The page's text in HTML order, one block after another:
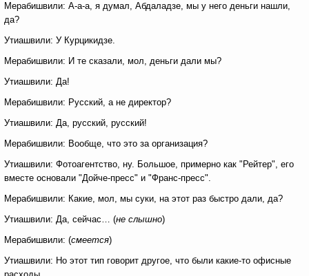
Мерабишвили: А-а-а, я думал, Абдаладзе, мы у него деньги нашли,
да?
Утиашвили: У Курцикидзе.
Мерабишвили: И те сказали, мол, деньги дали мы?
Утиашвили: Да!
Мерабишвили: Русский, а не директор?
Утиашвили: Да, русский, русский!
Мерабишвили: Вообще, что это за организация?
Утиашвили: Фотоагентство, ну. Большое, примерно как "Рейтер", его
вместе основали "Дойче-пресс" и "Франс-пресс".
Мерабишвили: Какие, мол, мы суки, на этот раз быстро дали, да?
Утиашвили: Да, сейчас… (не слышно)
Мерабишвили: (смеется)
Утиашвили: Но этот тип говорит другое, что были какие-то офисные